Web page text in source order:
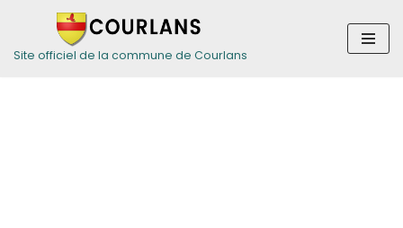
Aller
Site officiel de la commune de Courlans